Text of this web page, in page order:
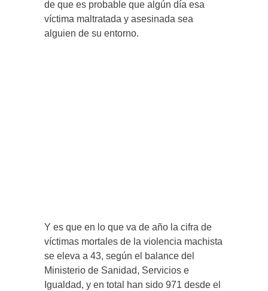
de que es probable que algún día esa
víctima maltratada y asesinada sea
alguien de su entorno.
Y es que en lo que va de año la cifra de
víctimas mortales de la violencia machista
se eleva a 43, según el balance del
Ministerio de Sanidad, Servicios e
Igualdad, y en total han sido 971 desde el